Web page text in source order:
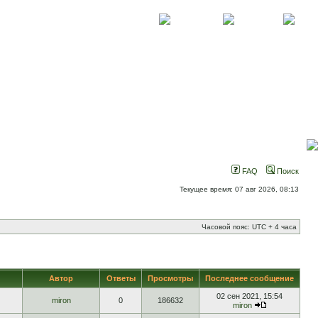
FAQ Поиск
Текущее время: 07 авг 2026, 08:13
Часовой пояс: UTC + 4 часа
Автор Ответы Просмотры Последнее сообщение
miron 0 186632
02 сен 2021, 15:54
miron